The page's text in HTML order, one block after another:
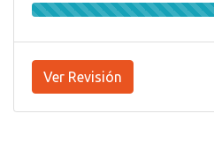
Ver Revisión